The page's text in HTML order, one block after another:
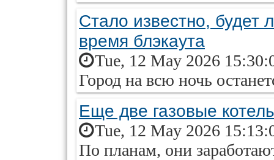
Стало известно, будет
время блэкаута
Tue, 12 May 2026
Город на всю ночь
Еще две газовые
Tue, 12 May 2026
По планам, они